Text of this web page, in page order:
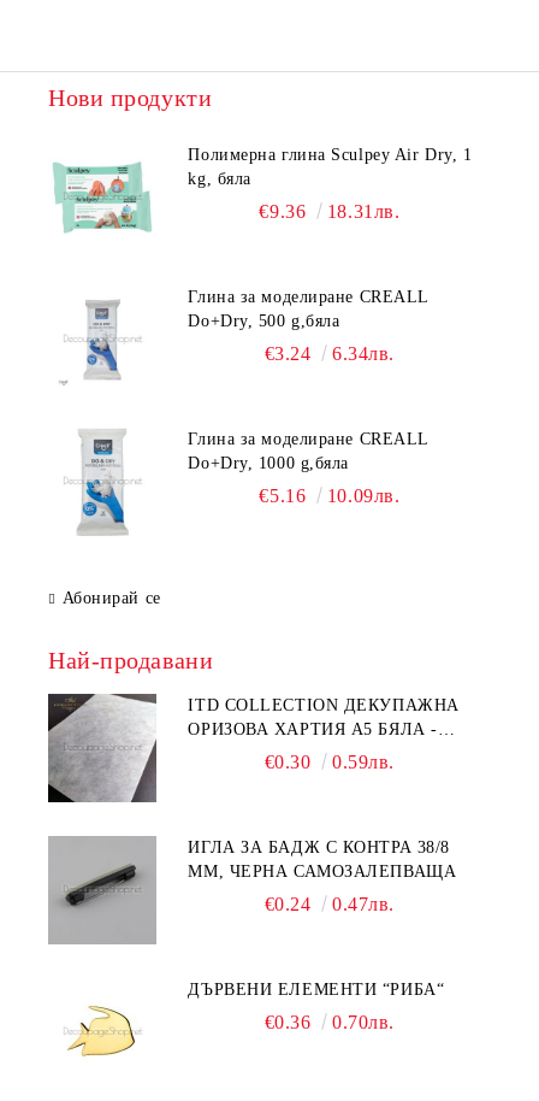
Нови продукти
Полимерна глина Sculpey Air Dry, 1
kg, бяла
€9.36 18.31лв.
Глина за моделиране CREALL
Do+Dry, 500 g,бяла
€3.24 6.34лв.
Глина за моделиране CREALL
Do+Dry, 1000 g,бяла
€5.16 10.09лв.
Абонирай се
Най-продавани
ITD COLLECTION ДЕКУПАЖНА
ОРИЗОВА ХАРТИЯ А5 БЯЛА -
€0.30 0.59лв.
ИГЛА ЗА БАДЖ С КОНТРА 38/8
ММ, ЧЕРНА САМОЗАЛЕПВАЩА
€0.24 0.47лв.
ДЪРВЕНИ ЕЛЕМЕНТИ “РИБА“
€0.36 0.70лв.